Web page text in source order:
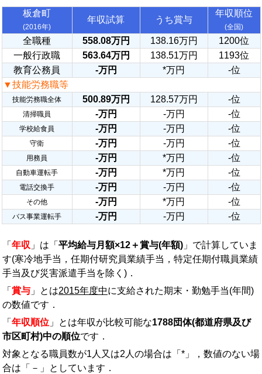
板倉町
(2016年)
年収試算 うち賞与
年収順位
(全国)
全職種 558.08万円 138.16万円
1200位
一般行政職
563.64万円 138.51万円
1193位
教育公務員
-万円 *万円
-位
▼技能労務職等
技能労務職全体 500.89万円 128.57万円 -位
清掃職員 -万円 -万円 -位
学校給食員 -万円 -万円 -位
守衛 -万円 -万円 -位
用務員 -万円 *万円 -位
自動車運転手 -万円 *万円 -位
電話交換手 -万円 -万円 -位
その他 -万円 *万円 -位
バス事業運転手 -万円 -万円 -位
「 年収 」は「 平均給与月額×12＋賞与(年額) 」で計算していま
す(寒冷地手当，任期付研究員業績手当，特定任期付職員業績
手当及び災害派遣手当を除く)．
「 賞与 」とは2015年度中に支給された期末・勤勉手当(年間)
の数値です．
「 年収順位 」とは年収が比較可能な1788団体(都道府県及び
市区町村)中の順位です．
対象となる職員数が1人又は2人の場合は「*」，数値のない場
合は「－」としています．